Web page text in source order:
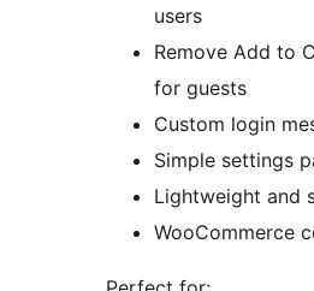
users
Remove Add to
for guests
Custom login
Simple settings
Lightweight and
WooCommerce